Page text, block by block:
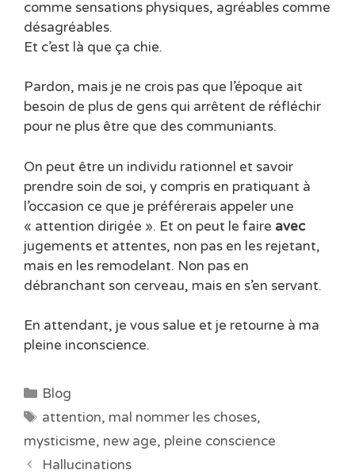
comme sensations physiques, agréables comme
désagréables.
Et c’est là que ça chie.
Pardon, mais je ne crois pas que l’époque ait
besoin de plus de gens qui arrêtent de réfléchir
pour ne plus être que des communiants.
On peut être un individu rationnel et savoir
prendre soin de soi, y compris en pratiquant à
l’occasion ce que je préférerais appeler une
« attention dirigée ». Et on peut le faire avec
jugements et attentes, non pas en les rejetant,
mais en les remodelant. Non pas en
débranchant son cerveau, mais en s’en servant.
En attendant, je vous salue et je retourne à ma
pleine inconscience.
Catégories
Blog
Étiquettes
attention, mal nommer les choses,
mysticisme, new age, pleine conscience
Hallucinations